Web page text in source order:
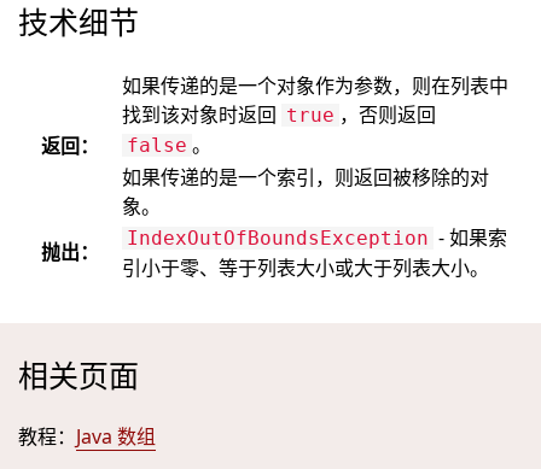
技术细节
返回：
如果传递的是一个对象作为参数，则在列表中
找到该对象时返回 true ，否则返回
false 。
如果传递的是一个索引，则返回被移除的对
象。
抛出：
IndexOutOfBoundsException - 如果索
引小于零、等于列表大小或大于列表大小。
相关页面
教程： Java 数组